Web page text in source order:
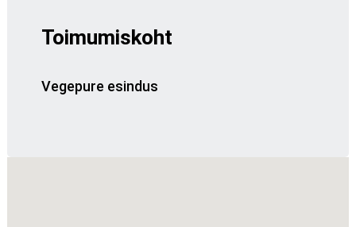
Toimumiskoht
Vegepure esindus